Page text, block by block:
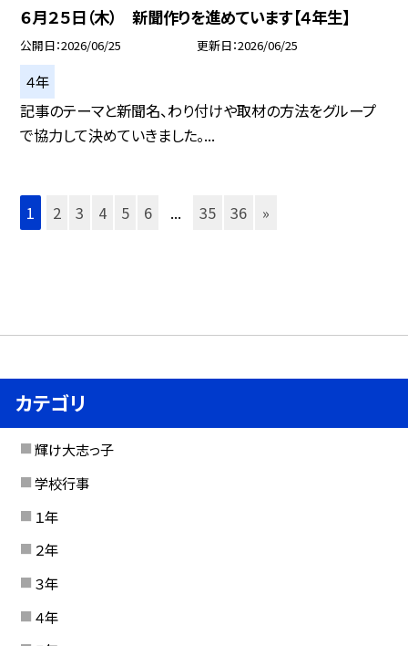
６月２５日（木） 新聞作りを進めています【４年生】
公開日 2026/06/25 更新日 2026/06/25
４年
記事のテーマと新聞名、わり付けや取材の方法をグループ
で協力して決めていきました。...
1 2 3 4 5 6 ... 35 36 »
カテゴリ
輝け大志っ子
学校行事
１年
２年
３年
４年